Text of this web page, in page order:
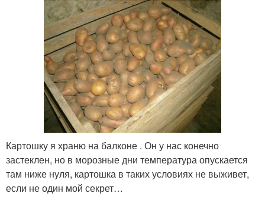
Картошку я храню на балконе . Он у нас конечно
застеклен, но в морозные дни температура опускается
там ниже нуля, картошка в таких условиях не выживет,
если не один мой секрет…